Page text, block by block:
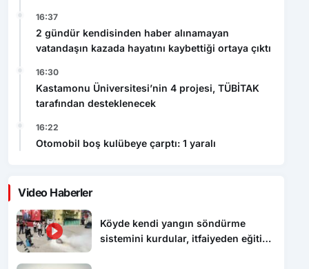
16:37
2 gündür kendisinden haber alınamayan
vatandaşın kazada hayatını kaybettiği ortaya çıktı
16:30
Kastamonu Üniversitesi’nin 4 projesi, TÜBİTAK
tarafından desteklenecek
16:22
Otomobil boş kulübeye çarptı: 1 yaralı
Video Haberler
Köyde kendi yangın söndürme
sistemini kurdular, itfaiyeden eğitim